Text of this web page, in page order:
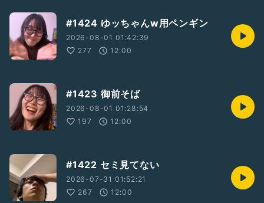
#1424 ゆッちゃんw用ペンギン
2026-08-01 01:42:39
277
12:00
#1423 御前そば
2026-08-01 01:28:54
197
12:00
#1422 セミ見てない
2026-07-31 01:52:21
267
12:00